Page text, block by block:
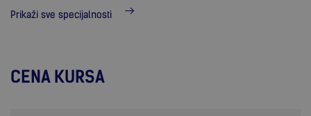
Poslepodnevne aktivnosti (osim modula Adrenaline Rush)
Prikaži sve specijalnosti
CENA KURSA